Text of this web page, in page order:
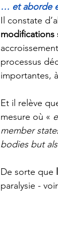
… et aborde
Il constate
modifications
processus
importantes,
Et il relève
mesure où «
member
bodies but
De sorte que
paralysie -